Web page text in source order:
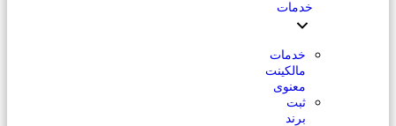
خدمات
خدمات
مالکینت
معنوی
ثبت
برند